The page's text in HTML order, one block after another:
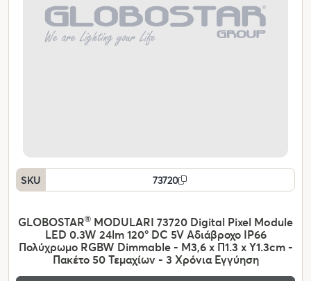
SKU 73720
GLOBOSTAR® MODULARI 73720 Digital Pixel Module
LED 0.3W 24lm 120° DC 5V Αδιάβροχο IP66
Πολύχρωμο RGBW Dimmable - Μ3,6 x Π1.3 x Υ1.3cm -
Πακέτο 50 Τεμαχίων - 3 Χρόνια Εγγύηση